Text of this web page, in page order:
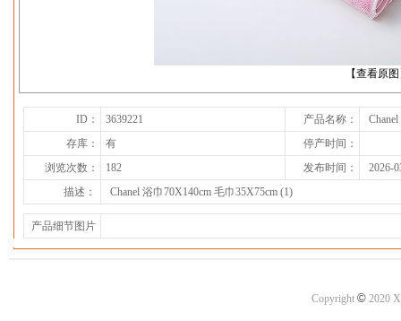
【查看原
ID： 3639221 产品名称：
存库：
有
停产时间：
浏览次数：
182 发布时间：
2026-
描述：
Chanel 浴巾70X140cm 毛巾35X75cm (1)
产品细节图片
Copyright ©2020